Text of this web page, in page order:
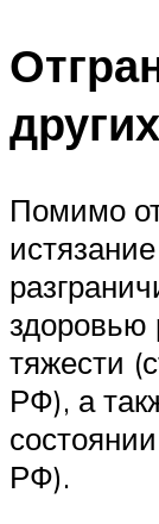
Помимо
здоровью
тяжести
РФ), а
РФ).